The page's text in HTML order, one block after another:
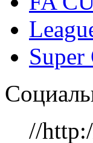
Super
//